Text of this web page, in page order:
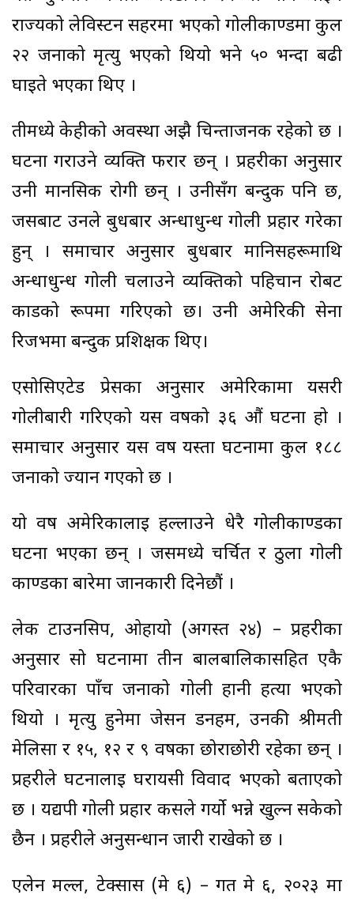
राज्यको लेविस्टन सहरमा भएको गोलीकाण्डमा कुल
२२ जनाको मृत्यु भएको थियो भने ५० भन्दा बढी
घाइते भएका थिए ।
तीमध्ये केहीको अवस्था अझै चिन्ताजनक रहेको छ ।
घटना गराउने व्यक्ति फरार छन् । प्रहरीका अनुसार
उनी मानसिक रोगी छन् । उनीसँग बन्दुक पनि छ,
जसबाट उनले बुधबार अन्धाधुन्ध गोली प्रहार गरेका
हुन् । समाचार अनुसार बुधबार मानिसहरूमाथि
अन्धाधुन्ध गोली चलाउने व्यक्तिको पहिचान रोबर्ट
कार्डको रूपमा गरिएको छ। उनी अमेरिकी सेना
रिजर्भमा बन्दुक प्रशिक्षक थिए।
एसोसिएटेड प्रेसका अनुसार अमेरिकामा यसरी
गोलीबारी गरिएको यस वर्षको ३६ औं घटना हो ।
समाचार अनुसार यस वर्ष यस्ता घटनामा कुल १८८
जनाको ज्यान गएको छ ।
यो वर्ष अमेरिकालाई हल्लाउने धेरै गोलीकाण्डका
घटना भएका छन् । जसमध्ये चर्चित र ठुला गोली
काण्डका बारेमा जानकारी दिनेछौं ।
लेक टाउनसिप, ओहायो (अगस्त २४) – प्रहरीका
अनुसार सो घटनामा तीन बालबालिकासहित एकै
परिवारका पाँच जनाको गोली हानी हत्या भएको
थियो । मृत्यु हुनेमा जेसन डनहम, उनकी श्रीमती
मेलिसा र १५, १२ र ९ वर्षका छोराछोरी रहेका छन् ।
प्रहरीले घटनालाई घरायसी विवाद भएको बताएको
छ । यद्यपी गोली प्रहार कसले गर्यो भन्ने खुल्न सकेको
छैन । प्रहरीले अनुसन्धान जारी राखेको छ ।
एलेन मल्ल, टेक्सास (मे ६) – गत मे ६, २०२३ मा